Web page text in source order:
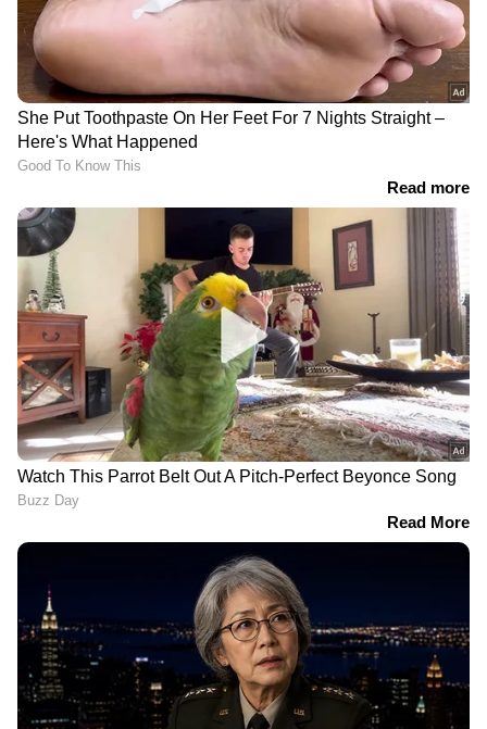
ചോദ്യംചെയ്യലിൽ പൊലീസിന് നിർണായക
വിവരങ്ങൾ, ആലപ്പുഴയിൽ 2 സ്ഥലത്ത്
കവർച്ച നടത്തിയത് ഇന്നലെ പിടിയിലായ
LATEST VIDEOS
ഭക്തജനങ്ങളുടെ കാശ് കക്കുന്ന
ഒരാളെ പോലും സർക്കാർ
വെറുതെവിട്ടില്ല: കെ മുരളീധരൻ
കാണാതായ ഗൗതം കൃഷ്ണൻ്റെ
അമ്മയുമായി നടത്തിയ ചർച്ചയിൽ
'ഡിമാൻ്റ് പരാമർശം; ഉദ്യോഗസ്ഥയെ
സ്ഥലംമാറ്റി|Kollam